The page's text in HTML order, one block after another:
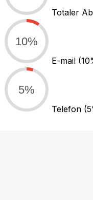
Totaler
10%
E-mail
5%
Telefon